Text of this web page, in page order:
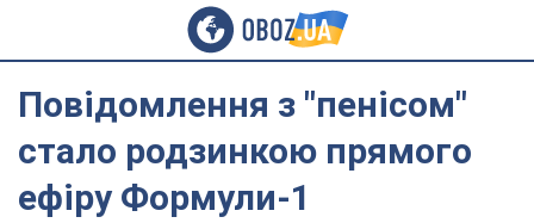
Повідомлення з "пенісом"
стало родзинкою прямого
ефіру Формули-1